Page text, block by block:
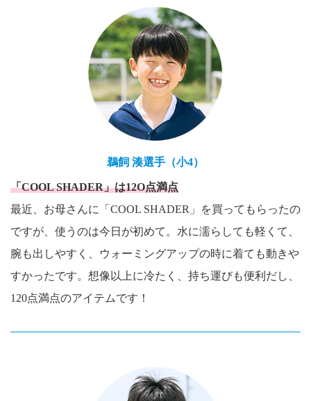
鵜飼 湊選手（小4）
「COOL SHADER」は12O点満点
最近、お母さんに「COOL SHADER」を買ってもらったの
ですが、使うのは今日が初めて。水に濡らしても軽くて、
腕も出しやすく、ウォーミングアップの時に着ても動きや
すかったです。想像以上に冷たく、持ち運びも便利だし、
120点満点のアイテムです！